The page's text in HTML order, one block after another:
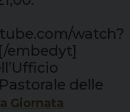
watch?
embedyt]
delle
Giornata